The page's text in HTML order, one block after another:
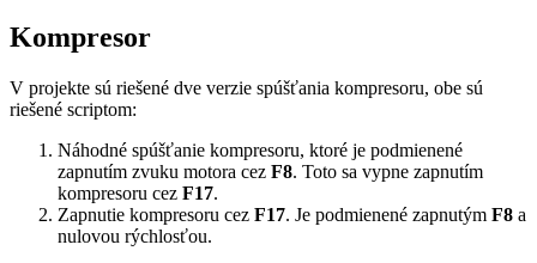
Kompresor
V projekte sú riešené dve verzie spúšťania kompresoru, obe sú
riešené scriptom:
Náhodné spúšťanie kompresoru, ktoré je podmienené
zapnutím zvuku motora cez F8. Toto sa vypne zapnutím
kompresoru cez F17.
Zapnutie kompresoru cez F17. Je podmienené zapnutým F8 a
nulovou rýchlosťou.